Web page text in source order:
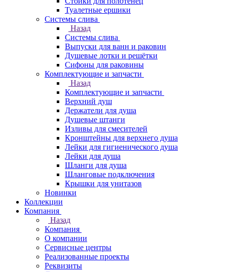
Туалетные ершики
Системы слива
Назад
Системы слива
Выпуски для ванн и раковин
Душевые лотки и решётки
Сифоны для раковины
Комплектующие и запчасти
Назад
Комплектующие и запчасти
Верхний душ
Держатели для душа
Душевые штанги
Изливы для смесителей
Кронштейны для верхнего душа
Лейки для гигиенического душа
Лейки для душа
Шланги для душа
Шланговые подключения
Крышки для унитазов
Новинки
Коллекции
Компания
Назад
Компания
О компании
Сервисные центры
Реализованные проекты
Реквизиты